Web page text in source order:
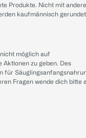
Produkte. Nicht mit
kaufmännisch
möglich auf
Aktionen zu geben. Des
für
Fragen wende dich bitte